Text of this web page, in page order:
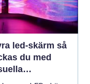
led-skärm så
du med
på